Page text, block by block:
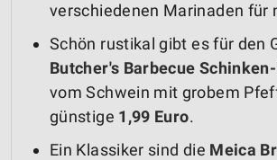
verschiedenen Marinaden für
Schön rustikal gibt es für den
Butcher's Barbecue
vom Schwein mit grobem
günstige 1,99 Euro.
Ein Klassiker sind die Meica